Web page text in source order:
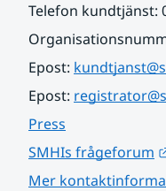
Telefon kundtjänst:
Epost:
Epost:
Press
SMHIs frågeforum
Mer